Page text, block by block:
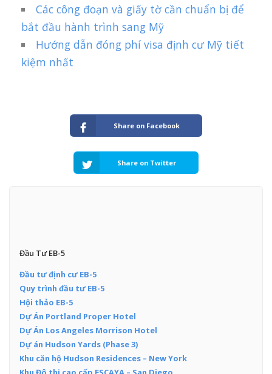
Các công đoạn và giấy tờ cần chuẩn bị để
bắt đầu hành trình sang Mỹ
Hướng dẫn đóng phí visa định cư Mỹ tiết
kiệm nhất
Share on Facebook
Share on Twitter
Đầu Tư EB-5
Đầu tư định cư EB-5
Quy trình đầu tư EB-5
Hội thảo EB-5
Dự Án Portland Proper Hotel
Dự Án Los Angeles Morrison Hotel
Dự án Hudson Yards (Phase 3)
Khu căn hộ Hudson Residences – New York